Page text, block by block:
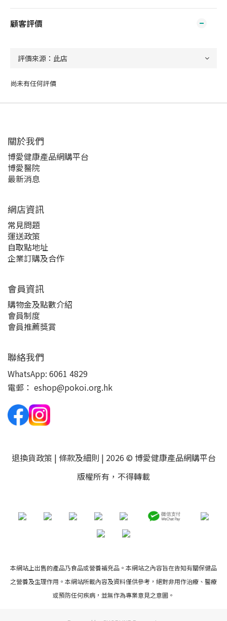
顧客評價
尚未有任何評價
關於我們‎
博愛健康產品網購平台
博愛醫院
最新消息
網店資訊
常見問題
運送政策
自取點地址
企業訂購及合作
會員資訊
購物金及點數介紹
會員制度
會員推薦獎賞
聯絡我們
WhatsApp: 6061 4829
電郵： eshop@pokoi.org.hk
退換貨政策 | 條款及細則 | 2026 © 博愛健康產品網購平台
版權所有，不得轉載
本網站上出售的產品乃食品或營養補充品。本網站之內容旨在告知有關保健品
之營養及生理作用。本網站所載內容及資料僅供參考，絕對非用作治療、醫療
或預防任何疾病，並無作為專業意見之意圖。